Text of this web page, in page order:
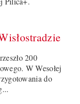
200
W Wesołej
do